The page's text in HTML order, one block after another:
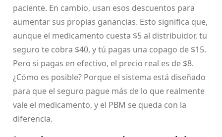
paciente. En cambio, usan esos descuentos para
aumentar sus propias ganancias. Esto significa que,
aunque el medicamento cuesta $5 al distribuidor, tu
seguro te cobra $40, y tú pagas una copago de $15.
Pero si pagas en efectivo, el precio real es de $8.
¿Cómo es posible? Porque el sistema está diseñado
para que el seguro pague más de lo que realmente
vale el medicamento, y el PBM se queda con la
diferencia.